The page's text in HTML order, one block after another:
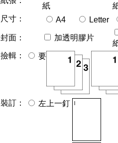
紙
尺寸：
A4 Letter
封面： 加透明膠片
撿輯：
要
裝訂： 左上一釘